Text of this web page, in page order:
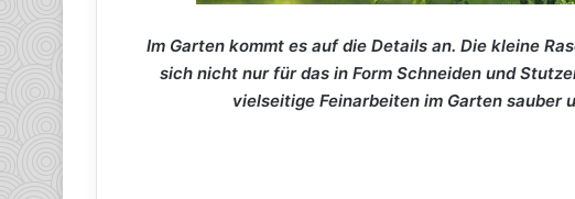
Im Garten kommt es auf die Details an. Die kleine
sich nicht nur für das in Form Schneiden und
vielseitige Feinarbeiten im Garten sauber